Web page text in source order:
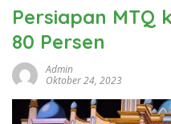
Persiapan MTQ
80 Persen
Admin
Oktober 24, 2023